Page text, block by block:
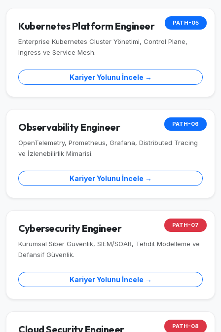
PATH-05
Kubernetes Platform Engineer
Enterprise Kubernetes Cluster Yönetimi, Control Plane,
Ingress ve Service Mesh.
Kariyer Yolunu İncele →
PATH-06
Observability Engineer
OpenTelemetry, Prometheus, Grafana, Distributed Tracing
ve İzlenebilirlik Mimarisi.
Kariyer Yolunu İncele →
PATH-07
Cybersecurity Engineer
Kurumsal Siber Güvenlik, SIEM/SOAR, Tehdit Modelleme ve
Defansif Güvenlik.
Kariyer Yolunu İncele →
PATH-08
Cloud Security Engineer